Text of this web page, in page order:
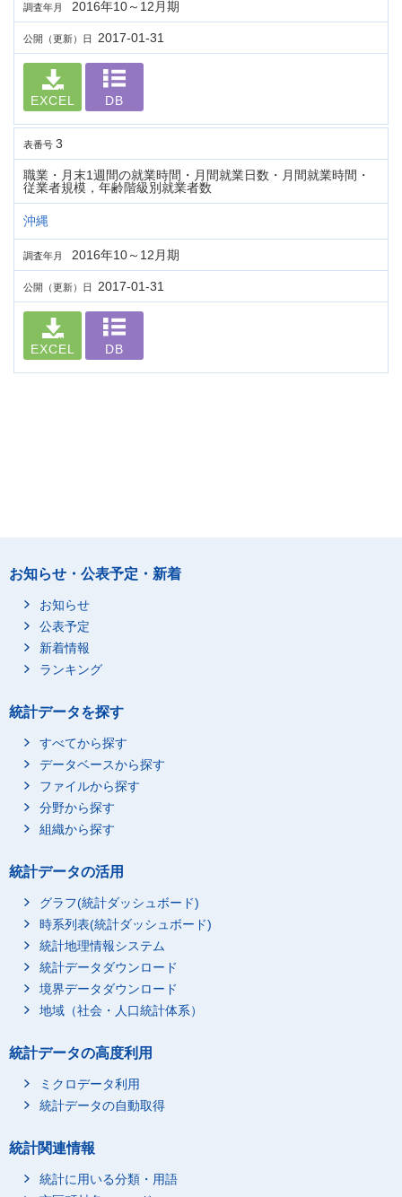
調査年月 2016年10～12月期
公開（更新）日 2017-01-31
EXCEL DB
表番号 3
職業・月末1週間の就業時間・月間就業日数・月間就業時間・
従業者規模，年齢階級別就業者数
沖縄
調査年月 2016年10～12月期
公開（更新）日 2017-01-31
EXCEL DB
お知らせ・公表予定・新着
お知らせ
公表予定
新着情報
ランキング
統計データを探す
すべてから探す
データベースから探す
ファイルから探す
分野から探す
組織から探す
統計データの活用
グラフ(統計ダッシュボード)
時系列表(統計ダッシュボード)
統計地理情報システム
統計データダウンロード
境界データダウンロード
地域（社会・人口統計体系）
統計データの高度利用
ミクロデータ利用
統計データの自動取得
統計関連情報
統計に用いる分類・用語